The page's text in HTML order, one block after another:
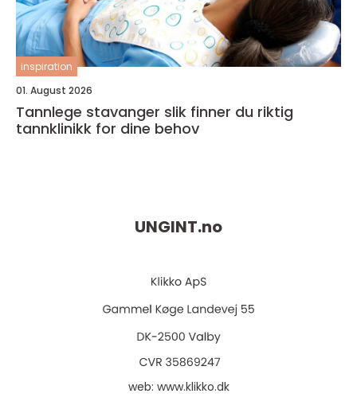
inspiration
01. August 2026
Tannlege stavanger slik finner du riktig
tannklinikk for dine behov
UNGINT.no
web: www.klikko.dk